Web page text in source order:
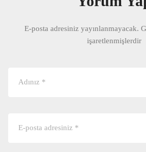
E-posta adresiniz yayınlanmayacak.
işaretlenmişlerdir